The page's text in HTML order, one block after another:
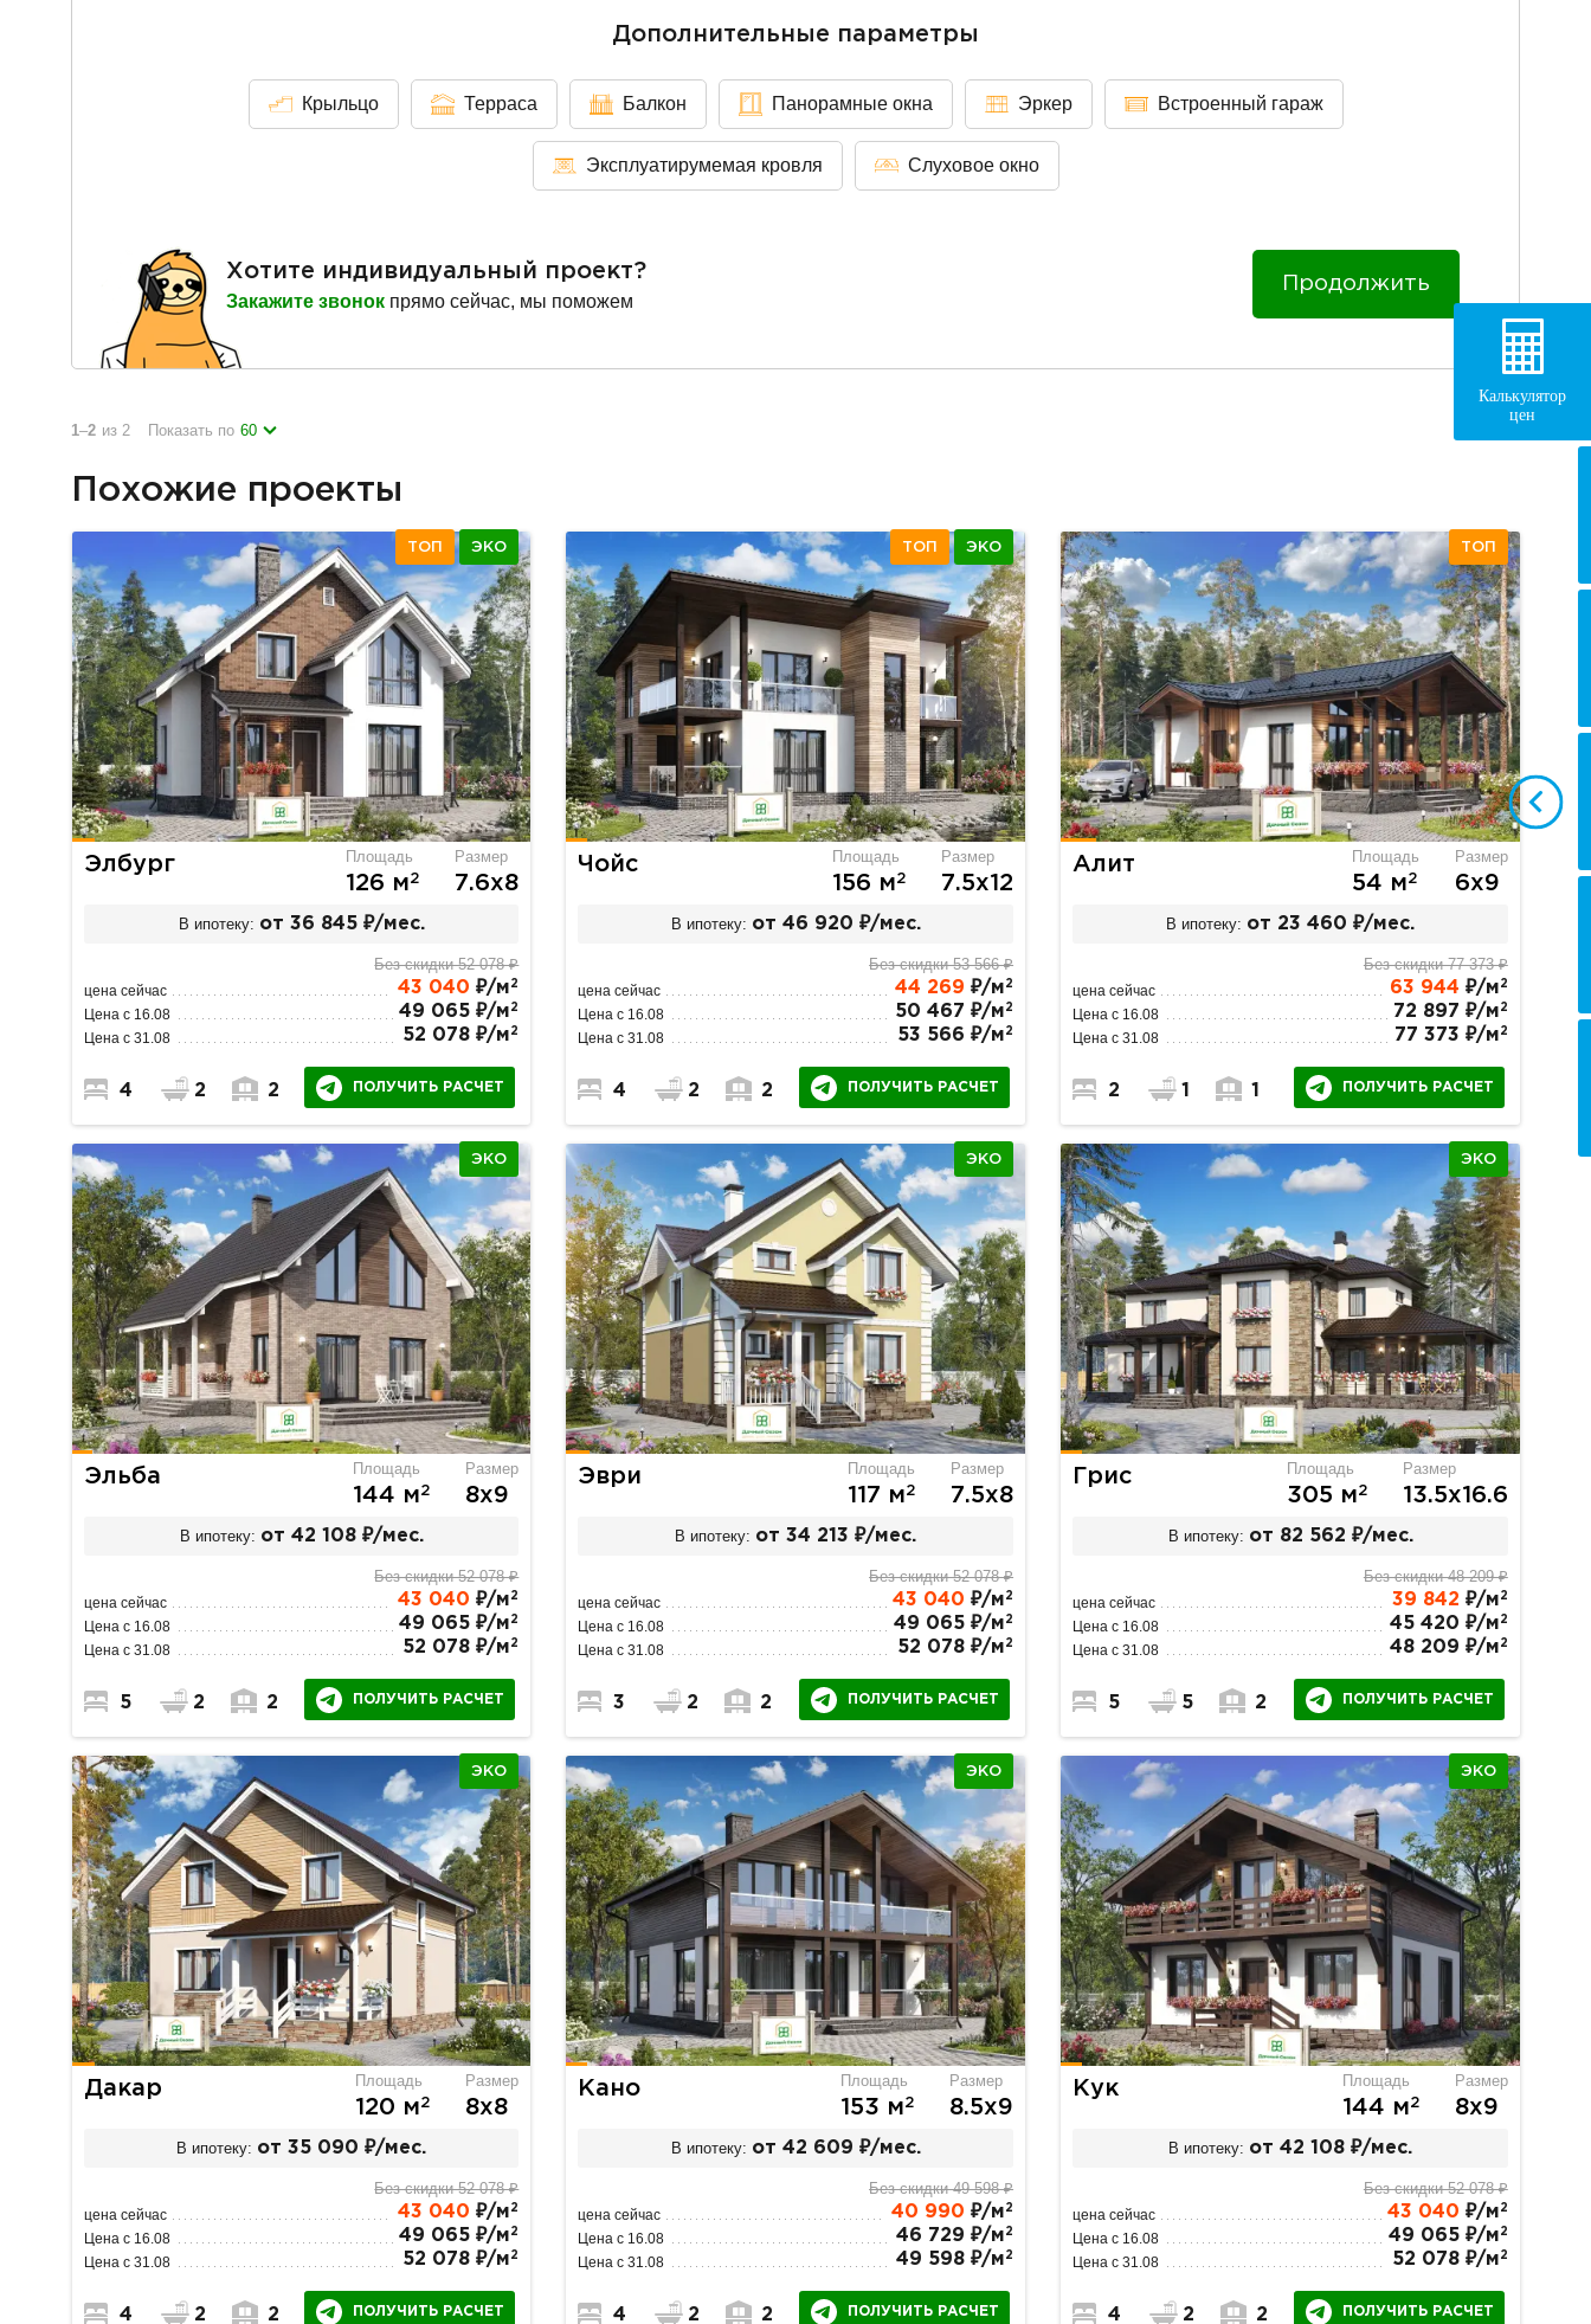
Дополнительные параметры
Крыльцо Терраса Балкон Панорамные окна Эркер Встроенный гараж
Эксплуатирумемая кровля Слуховое окно
Хотите индивидуальный проект?
Закажите звонок прямо сейчас, мы поможем
Продолжить
1–2 из 2 Показать по 60
Похожие проекты
ТОП ЭКО
Элбург Площадь
126 м2
Размер
7.6х8
В ипотеку: от 36 845 ₽/мес.
Без скидки 52 078 ₽
цена сейчас 43 040 ₽/м 2
Цена с 16.08 49 065 ₽/м 2
Цена с 31.08 52 078 ₽/м 2
4 2 2 ПОЛУЧИТЬ РАСЧЕТ
ТОП ЭКО
Чойс Площадь
156 м2
Размер
7.5х12
В ипотеку: от 46 920 ₽/мес.
Без скидки 53 566 ₽
цена сейчас 44 269 ₽/м 2
Цена с 16.08 50 467 ₽/м 2
Цена с 31.08 53 566 ₽/м 2
4 2 2 ПОЛУЧИТЬ РАСЧЕТ
ТОП
Алит Площадь
54 м2
Размер
6х9
В ипотеку: от 23 460 ₽/мес.
Без скидки 77 373 ₽
цена сейчас 63 944 ₽/м 2
Цена с 16.08 72 897 ₽/м 2
Цена с 31.08 77 373 ₽/м 2
2 1 1 ПОЛУЧИТЬ РАСЧЕТ
ЭКО
Эльба Площадь
144 м2
Размер
8х9
В ипотеку: от 42 108 ₽/мес.
Без скидки 52 078 ₽
цена сейчас 43 040 ₽/м 2
Цена с 16.08 49 065 ₽/м 2
Цена с 31.08 52 078 ₽/м 2
5 2 2 ПОЛУЧИТЬ РАСЧЕТ
ЭКО
Эври Площадь
117 м2
Размер
7.5х8
В ипотеку: от 34 213 ₽/мес.
Без скидки 52 078 ₽
цена сейчас 43 040 ₽/м 2
Цена с 16.08 49 065 ₽/м 2
Цена с 31.08 52 078 ₽/м 2
3 2 2 ПОЛУЧИТЬ РАСЧЕТ
ЭКО
Грис Площадь
305 м2
Размер
13.5х16.6
В ипотеку: от 82 562 ₽/мес.
Без скидки 48 209 ₽
цена сейчас 39 842 ₽/м 2
Цена с 16.08 45 420 ₽/м 2
Цена с 31.08 48 209 ₽/м 2
5 5 2 ПОЛУЧИТЬ РАСЧЕТ
ЭКО
Дакар Площадь
120 м2
Размер
8х8
В ипотеку: от 35 090 ₽/мес.
Без скидки 52 078 ₽
цена сейчас 43 040 ₽/м 2
Цена с 16.08 49 065 ₽/м 2
Цена с 31.08 52 078 ₽/м 2
4 2 2 ПОЛУЧИТЬ РАСЧЕТ
ЭКО
Кано Площадь
153 м2
Размер
8.5х9
В ипотеку: от 42 609 ₽/мес.
Без скидки 49 598 ₽
цена сейчас 40 990 ₽/м 2
Цена с 16.08 46 729 ₽/м 2
Цена с 31.08 49 598 ₽/м 2
4 2 2 ПОЛУЧИТЬ РАСЧЕТ
ЭКО
Кук Площадь
144 м2
Размер
8х9
В ипотеку: от 42 108 ₽/мес.
Без скидки 52 078 ₽
цена сейчас 43 040 ₽/м 2
Цена с 16.08 49 065 ₽/м 2
Цена с 31.08 52 078 ₽/м 2
4 2 2 ПОЛУЧИТЬ РАСЧЕТ
Калькулятор
цен